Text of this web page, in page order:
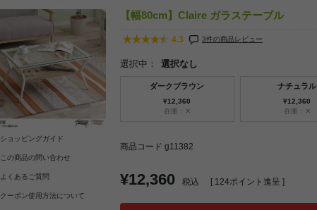
ショッピングガイド
この商品の問い合わせ
よくあるご質問
クーポン使用方法について
【幅80cm】Claire ガラステーブル
4.3 3件の商品レビュー
選択中： 選択なし
ダークブラウン
¥12,360
在庫：✕
ナチュラル
¥12,360
在庫：✕
商品コード g11382
¥12,360 税込 [ 124ポイント進呈 ]